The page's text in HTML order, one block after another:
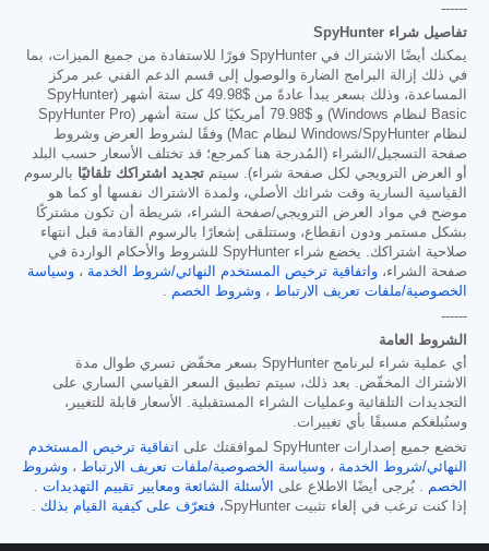
------
تفاصيل شراء SpyHunter
يمكنك أيضًا الاشتراك في SpyHunter فورًا للاستفادة من جميع الميزات، بما
في ذلك إزالة البرامج الضارة والوصول إلى قسم الدعم الفني عبر مركز
المساعدة، وذلك بسعر يبدأ عادةً من $49.98
كل ستة أشهر (SpyHunter
Basic لنظام Windows) و
$79.98
أمريكيًا كل ستة أشهر (SpyHunter Pro
لنظام Windows/SpyHunter لنظام Mac) وفقًا لشروط العرض وشروط
صفحة التسجيل/الشراء (المُدرجة هنا كمرجع؛ قد تختلف الأسعار حسب البلد
أو العرض الترويجي لكل صفحة شراء). سيتم تجديد اشتراكك تلقائيًا بالرسوم
القياسية السارية وقت شرائك الأصلي، ولمدة الاشتراك نفسها أو كما هو
موضح في مواد العرض الترويجي/صفحة الشراء، شريطة أن تكون مشتركًا
بشكل مستمر ودون انقطاع، وستتلقى إشعارًا بالرسوم القادمة قبل انتهاء
صلاحية اشتراكك. يخضع شراء SpyHunter للشروط والأحكام الواردة في
صفحة الشراء، واتفاقية ترخيص المستخدم النهائي/شروط الخدمة ، وسياسة
الخصوصية/ملفات تعريف الارتباط ، وشروط الخصم .
------
الشروط العامة
أي عملية شراء لبرنامج SpyHunter بسعر مخفّض تسري طوال مدة
الاشتراك المخفّض. بعد ذلك، سيتم تطبيق السعر القياسي الساري على
التجديدات التلقائية وعمليات الشراء المستقبلية. الأسعار قابلة للتغيير،
وسنُبلغكم مسبقًا بأي تغييرات.
تخضع جميع إصدارات SpyHunter لموافقتك على
اتفاقية ترخيص المستخدم
النهائي/شروط الخدمة ، وسياسة الخصوصية/ملفات تعريف الارتباط ، وشروط
الخصم . يُرجى أيضًا الاطلاع على الأسئلة الشائعة ومعايير تقييم التهديدات .
إذا كنت ترغب في إلغاء تثبيت SpyHunter،
فتعرّف على كيفية القيام بذلك .